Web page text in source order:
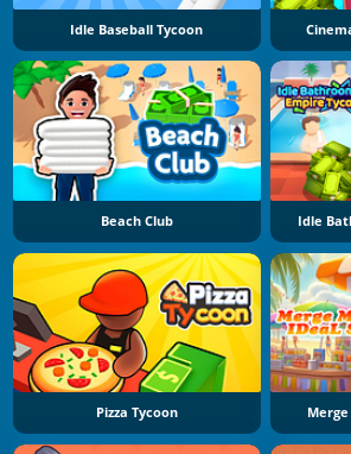
Idle Baseball Tycoon
Beach Club Idle
Pizza Tycoon